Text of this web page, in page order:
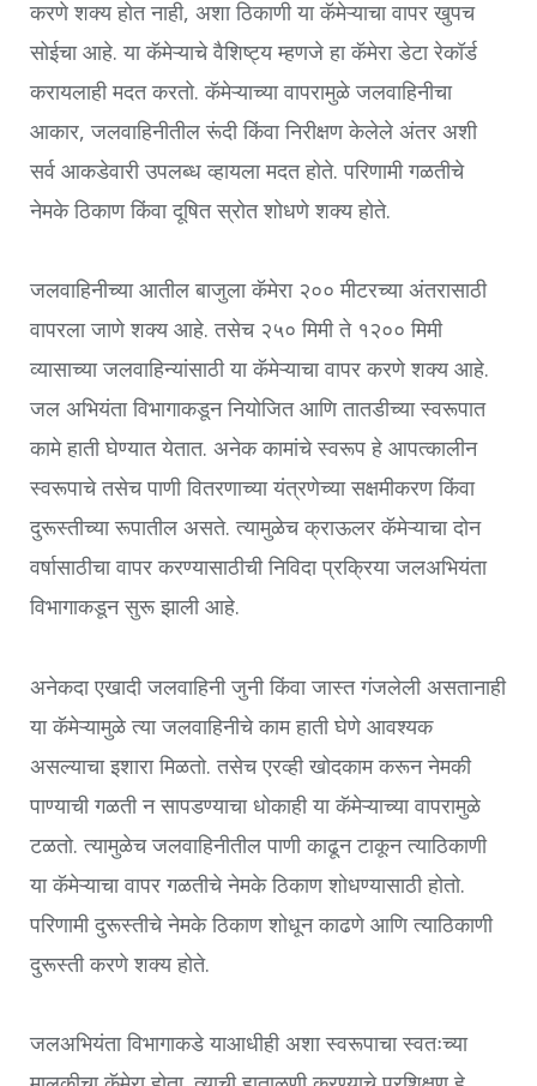
करणे शक्य होत नाही, अशा ठिकाणी या कॅमेऱ्याचा वापर खुपच
सोईचा आहे. या कॅमेऱ्याचे वैशिष्ट्य म्हणजे हा कॅमेरा डेटा रेकॉर्ड
करायलाही मदत करतो. कॅमेऱ्याच्या वापरामुळे जलवाहिनीचा
आकार, जलवाहिनीतील रूंदी किंवा निरीक्षण केलेले अंतर अशी
सर्व आकडेवारी उपलब्ध व्हायला मदत होते. परिणामी गळतीचे
नेमके ठिकाण किंवा दूषित स्रोत शोधणे शक्य होते.
जलवाहिनीच्या आतील बाजुला कॅमेरा २०० मीटरच्या अंतरासाठी
वापरला जाणे शक्य आहे. तसेच २५० मिमी ते १२०० मिमी
व्यासाच्या जलवाहिन्यांसाठी या कॅमेऱ्याचा वापर करणे शक्य आहे.
जल अभियंता विभागाकडून नियोजित आणि तातडीच्या स्वरूपात
कामे हाती घेण्यात येतात. अनेक कामांचे स्वरूप हे आपत्कालीन
स्वरूपाचे तसेच पाणी वितरणाच्या यंत्रणेच्या सक्षमीकरण किंवा
दुरूस्तीच्या रूपातील असते. त्यामुळेच क्राऊलर कॅमेऱ्याचा दोन
वर्षासाठीचा वापर करण्यासाठीची निविदा प्रक्रिया जलअभियंता
विभागाकडून सुरू झाली आहे.
अनेकदा एखादी जलवाहिनी जुनी किंवा जास्त गंजलेली असतानाही
या कॅमेऱ्यामुळे त्या जलवाहिनीचे काम हाती घेणे आवश्यक
असल्याचा इशारा मिळतो. तसेच एरव्ही खोदकाम करून नेमकी
पाण्याची गळती न सापडण्याचा धोकाही या कॅमेऱ्याच्या वापरामुळे
टळतो. त्यामुळेच जलवाहिनीतील पाणी काढून टाकून त्याठिकाणी
या कॅमेऱ्याचा वापर गळतीचे नेमके ठिकाण शोधण्यासाठी होतो.
परिणामी दुरूस्तीचे नेमके ठिकाण शोधून काढणे आणि त्याठिकाणी
दुरूस्ती करणे शक्य होते.
जलअभियंता विभागाकडे याआधीही अशा स्वरूपाचा स्वतःच्या